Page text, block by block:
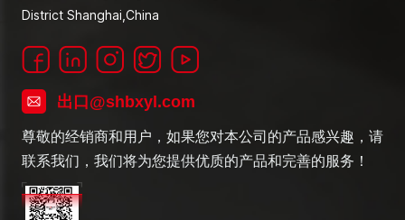
District Shanghai,China
出口@shbxyl.com
尊敬的经销商和用户，如果您对本公司的产品感兴趣，请
联系我们，我们将为您提供优质的产品和完善的服务！